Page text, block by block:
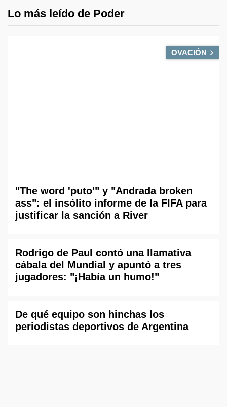
Lo más leído de Poder
OVACIÓN
"The word 'puto'" y "Andrada broken
ass": el insólito informe de la FIFA para
justificar la sanción a River
Rodrigo de Paul contó una llamativa
cábala del Mundial y apuntó a tres
jugadores: "¡Había un humo!"
De qué equipo son hinchas los
periodistas deportivos de Argentina